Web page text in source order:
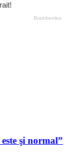
şi normal”